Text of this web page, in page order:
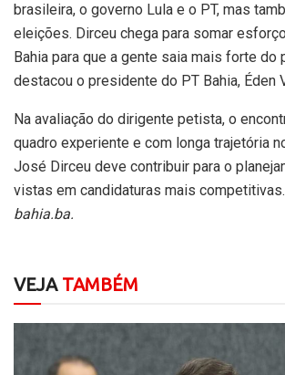
brasileira, o governo Lula e o PT, mas
eleições. Dirceu chega para somar
Bahia para que a gente saia mais forte do
destacou o presidente do PT Bahia, Éden
Na avaliação do dirigente petista, o
quadro experiente e com longa trajetória
José Dirceu deve contribuir para o
vistas em candidaturas mais competitivas.
bahia.ba.
VEJATAMBÉM